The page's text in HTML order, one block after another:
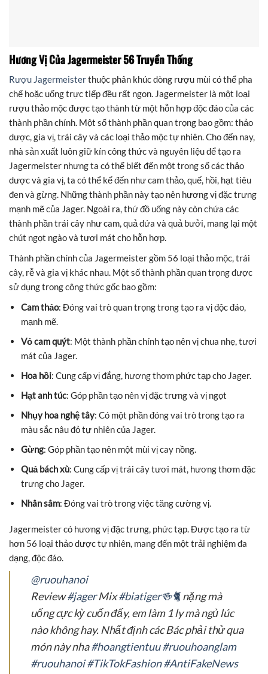
Hương Vị Của Jagermeister 56 Truyền Thống
Rượu Jagermeisterthuộc phân khúc dòng rượu mùi có thể pha
chế hoặc uống trực tiếp đều rất ngon. Jagermeister là một loại
rượu thảo mộc được tạo thành từ một hỗn hợp độc đáo của các
thành phần chính. Một số thành phần quan trọng bao gồm: thảo
dược, gia vị, trái cây và các loại thảo mộc tự nhiên. Cho đến nay,
nhà sản xuất luôn giữ kín công thức và nguyên liệu để tạo ra
Jagermeister nhưng ta có thể biết đến một trong số các thảo
dược và gia vị, ta có thể kể đến như cam thảo, quế, hồi, hạt tiêu
đen và gừng. Những thành phần này tạo nên hương vị đặc trưng
mạnh mẽ của Jager. Ngoài ra, thứ đồ uống này còn chứa các
thành phần trái cây như cam, quả dứa và quả bưởi, mang lại một
chút ngọt ngào và tươi mát cho hỗn hợp.
Thành phần chính của Jagermeister gồm 56 loại thảo mộc, trái
cây, rễ và gia vị khác nhau. Một số thành phần quan trọng được
sử dụng trong công thức gốc bao gồm:
Cam thảo: Đóng vai trò quan trọng trong tạo ra vị độc đáo,
mạnh mẽ.
Vỏ cam quýt: Một thành phần chính tạo nên vị chua nhẹ, tươi
mát của Jager.
Hoa hồi: Cung cấp vị đắng, hương thơm phức tạp cho Jager.
Hạt anh túc: Góp phần tạo nên vị đặc trưng và vị ngọt
Nhụy hoa nghệ tây: Có một phần đóng vai trò trong tạo ra
màu sắc nâu đỏ tự nhiên của Jager.
Gừng: Góp phần tạo nên một mùi vị cay nồng.
Quả bách xù: Cung cấp vị trái cây tươi mát, hương thơm đặc
trưng cho Jager.
Nhân sâm: Đóng vai trò trong việc tăng cường vị.
Jagermeister có hương vị đặc trưng, phức tạp. Được tạo ra từ
hơn 56 loại thảo dược tự nhiên, mang đến một trải nghiệm đa
dạng, độc đáo.
@ruouhanoi
Review#jagerMix#biatiger🍻🐈nặng mà
uống cực kỳ cuốn đấy, em làm 1 ly mà ngủ lúc
nào không hay. Nhất định các Bác phải thử qua
món này nha#hoangtientuu#ruouhoanglam
#ruouhanoi#TikTokFashion#AntiFakeNews